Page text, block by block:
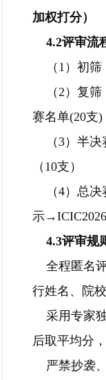
加权打分）
4.2评审流
（1）初筛
（2）复筛
赛名单(20支)
（3）半决
（10支）
（4）总决
示
4.3评审规
全程匿名
行姓名、院
采用专家
后取平均分
严禁抄袭